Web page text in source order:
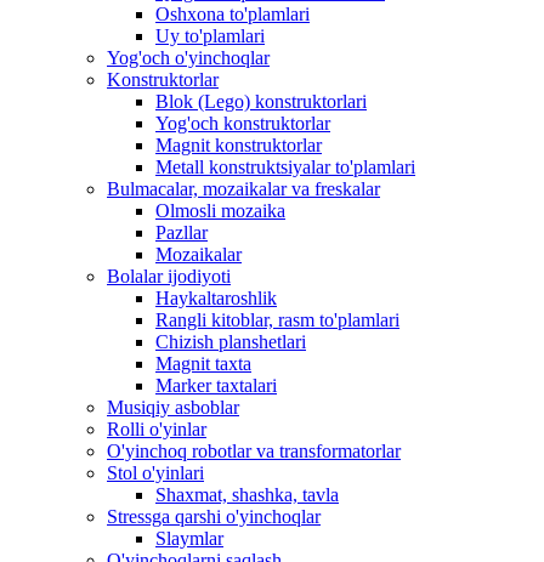
Oshxona to'plamlari
Uy to'plamlari
Yog'och o'yinchoqlar
Konstruktorlar
Blok (Lego) konstruktorlari
Yog'och konstruktorlar
Magnit konstruktorlar
Metall konstruktsiyalar to'plamlari
Bulmacalar, mozaikalar va freskalar
Olmosli mozaika
Pazllar
Mozaikalar
Bolalar ijodiyoti
Haykaltaroshlik
Rangli kitoblar, rasm to'plamlari
Chizish planshetlari
Magnit taxta
Marker taxtalari
Musiqiy asboblar
Rolli o'yinlar
O'yinchoq robotlar va transformatorlar
Stol o'yinlari
Shaxmat, shashka, tavla
Stressga qarshi o'yinchoqlar
Slaymlar